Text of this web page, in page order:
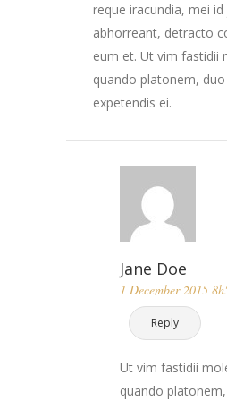
reque iracundia, mei
abhorreant, detracto
eum et. Ut vim fastidii
quando platonem,
expetendis ei.
Jane Doe
1 December 2015
Reply
Ut vim fastidii
quando